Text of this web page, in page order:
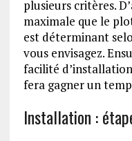
plusieurs critères.
maximale que le
est déterminant
vous envisagez.
facilité
fera gagner un
Installation :